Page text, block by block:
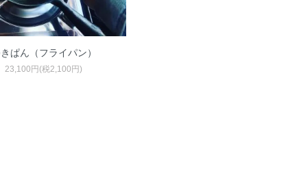
ぱん（フライパン）
23,100円(税2,100円)